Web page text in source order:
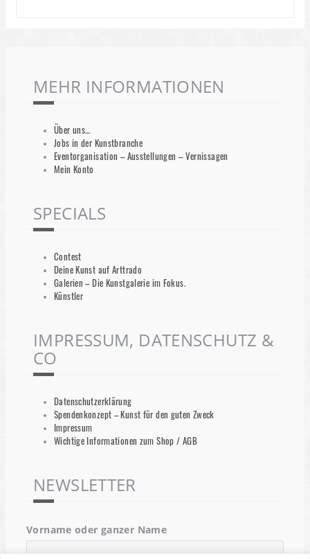
MEHR INFORMATIONEN
Über uns…
Jobs in der Kunstbranche
Eventorganisation – Ausstellungen – Vernissagen
Mein Konto
SPECIALS
Contest
Deine Kunst auf Arttrado
Galerien – Die Kunstgalerie im Fokus.
Künstler
IMPRESSUM, DATENSCHUTZ &
CO
Datenschutzerklärung
Spendenkonzept – Kunst für den guten Zweck
Impressum
Wichtige Informationen zum Shop / AGB
NEWSLETTER
Vorname oder ganzer Name